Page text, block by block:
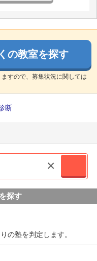
か、よくわからない感
いたみたいでした。
うな量でした。
たですが。
したが、ほかがあれば
きがしました。
います。
の教室を探す
すので、募集状況に関しては
×
探す
の塾を判定します。